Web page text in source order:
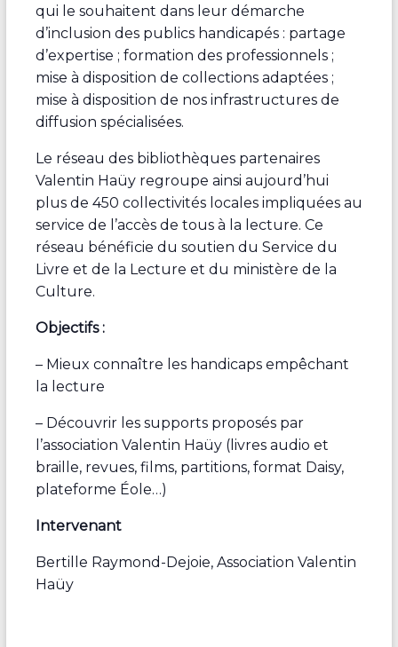
qui le souhaitent dans leur démarche
d’inclusion des publics handicapés : partage
d’expertise ; formation des professionnels ;
mise à disposition de collections adaptées ;
mise à disposition de nos infrastructures de
diffusion spécialisées.
Le réseau des bibliothèques partenaires
Valentin Haüy regroupe ainsi aujourd’hui
plus de 450 collectivités locales impliquées au
service de l’accès de tous à la lecture. Ce
réseau bénéficie du soutien du Service du
Livre et de la Lecture et du ministère de la
Culture.
Objectifs :
– Mieux connaître les handicaps empêchant
la lecture
– Découvrir les supports proposés par
l’association Valentin Haüy (livres audio et
braille, revues, films, partitions, format Daisy,
plateforme Éole…)
Intervenant
Bertille Raymond-Dejoie, Association Valentin
Haüy